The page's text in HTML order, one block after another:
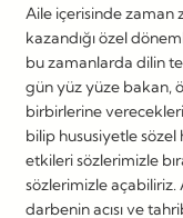
Aile içerisinde zaman
kazandığı özel
bu zamanlarda dilin
gün yüz yüze bakan,
birbirlerine
bilip hususiyetle sözel
etkileri sözlerimizle
sözlerimizle açabiliriz.
darbenin acısı ve